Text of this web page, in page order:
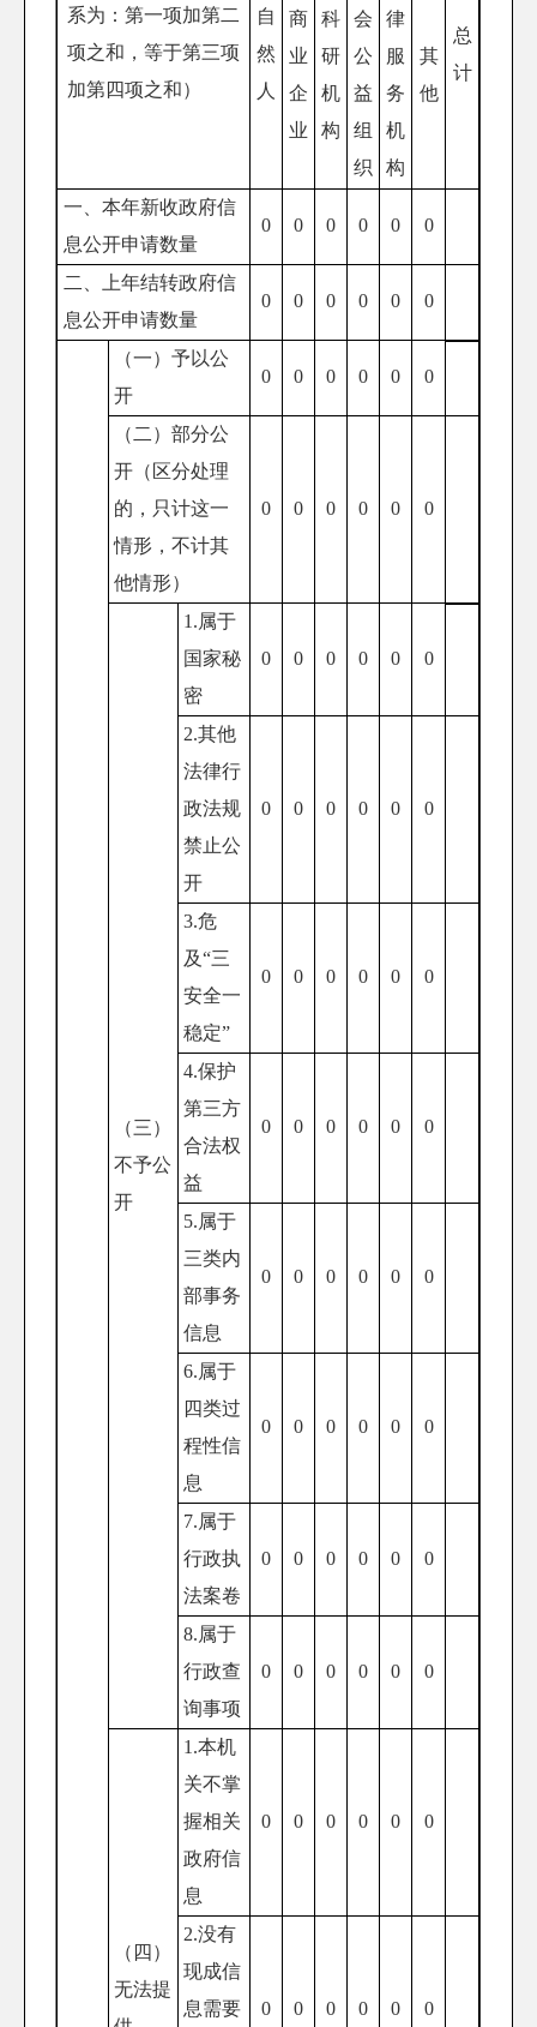
系为：第一项加第二
项之和，等于第三项
加第四项之和）
自
然
人
总
计
商
业
企
业
科
研
机
构
会
公
益
组
织
律
服
务
机
构
其
他
一、本年新收政府信
息公开申请数量
0 0 0 0 0 0
二、上年结转政府信
息公开申请数量
0 0 0 0 0 0
（一）予以公
开
0 0 0 0 0 0
（二）部分公
开 （区分处理
的，只计这一
情形，不计其
他情形）
0 0 0 0 0 0
（三）
不予公
开
1.属于
国家秘
密
0 0 0 0 0 0
2.其他
法律行
政法规
禁止公
开
0 0 0 0 0 0
3.危
及“三
安全一
稳定”
0 0 0 0 0 0
4.保护
第三方
合法权
益
0 0 0 0 0 0
5.属于
三类内
部事务
信息
0 0 0 0 0 0
6.属于
四类过
程性信
息
0 0 0 0 0 0
7.属于
行政执
法案卷
0 0 0 0 0 0
8.属于
行政查
询事项
0 0 0 0 0 0
（四）
无法提
1.本机
关不掌
握相关
政府信
息
0 0 0 0 0 0
2.没有
现成信
息需要
0 0 0 0 0 0